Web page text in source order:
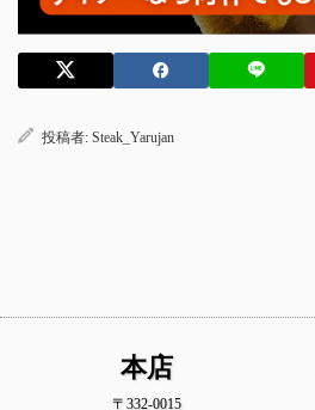
投稿者: Steak_Yarujan
本店
〒332-0015